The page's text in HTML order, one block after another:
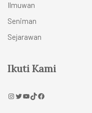
Ilmuwan
Seniman
Sejarawan
Ikuti Kami